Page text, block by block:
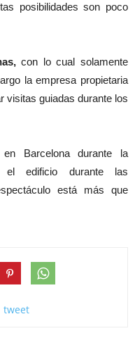
posibilidades son poco
con lo cual solamente
la empresa propietaria
visitas guiadas durante los
Barcelona durante la
el edificio durante las
está más que
tweet